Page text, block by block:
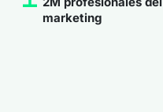
marketing